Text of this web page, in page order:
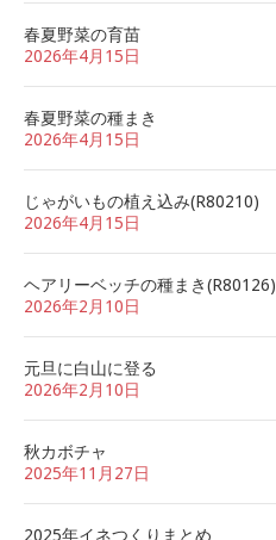
春夏野菜の育苗
2026年4月15日
春夏野菜の種まき
2026年4月15日
じゃがいもの植え込み(R80210)
2026年4月15日
ヘアリーベッチの種まき(R80126)
2026年2月10日
元旦に白山に登る
2026年2月10日
秋カボチャ
2025年11月27日
2025年イネつくりまとめ